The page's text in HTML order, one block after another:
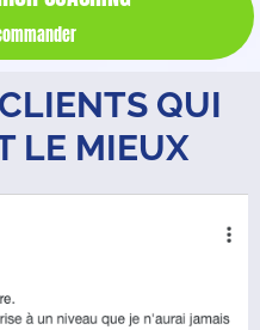
QUI
LE MIEUX